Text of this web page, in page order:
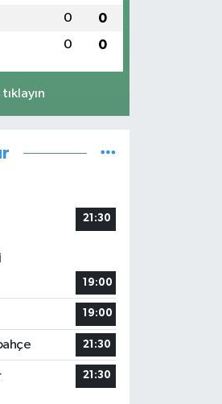
0 0
0 0
21:30
19:00
19:00
21:30
21:30